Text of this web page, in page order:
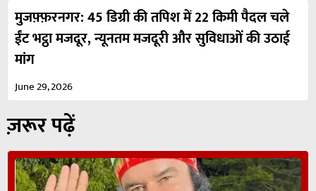
मुजफ़्फ़रनगर: 45 डिग्री की तपिश में 22 किमी पैदल चले
ईंट भट्ठा मजदूर, न्यूनतम मजदूरी और सुविधाओं की उठाई
मांग
June 29, 2026
ज़रूर पढ़ें